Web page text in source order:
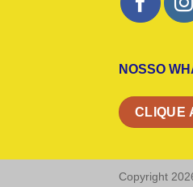
NOSSO
CLIQUE
Copyright